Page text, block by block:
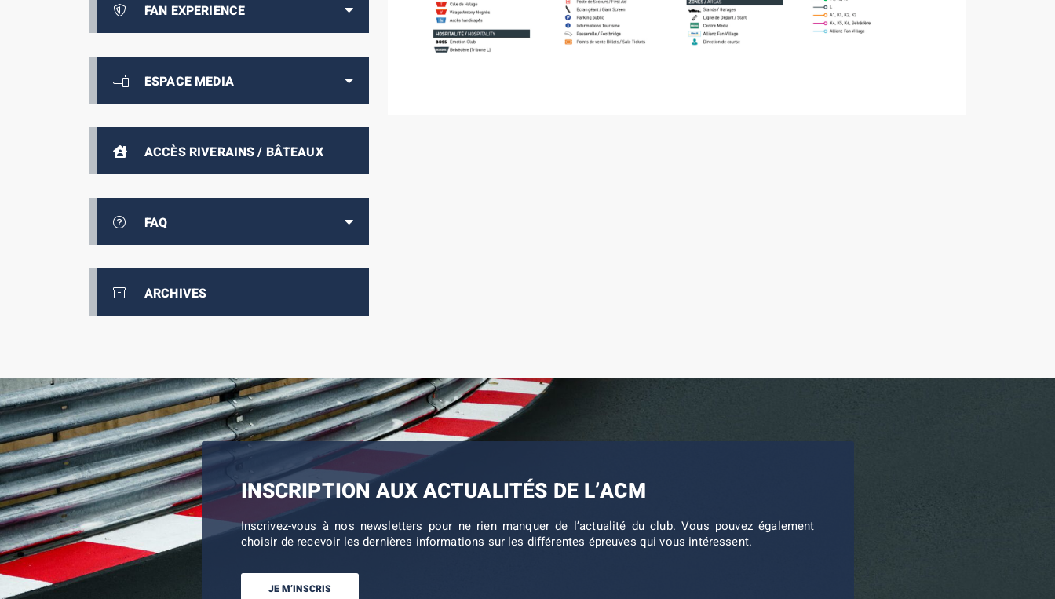
FAN EXPERIENCE
ESPACE MEDIA
ACCÈS RIVERAINS / BÂTEAUX
FAQ
ARCHIVES
INSCRIPTION AUX ACTUALITÉS DE L’ACM
Inscrivez-vous à nos newsletters pour ne rien manquer de l’actualité du club. Vous pouvez également
choisir de recevoir les dernières informations sur les différentes épreuves qui vous intéressent.
JE M’INSCRIS